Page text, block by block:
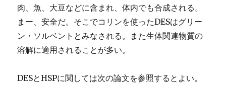
肉、魚、大豆などに含まれ、体内でも合成される。
まー、安全だ。そこでコリンを使ったDESはグリー
ン・ソルベントとみなされる。また生体関連物質の
溶解に適用されることが多い。
DESとHSPに関しては次の論文を参照するとよい。